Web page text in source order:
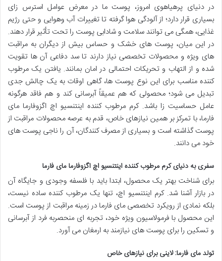
در دنیای پرهیاهوی امروز، پوست ما در معرض عوامل استرس زای
بسیاری قرار دارد؛ از آلودگی هوا گرفته تا تغییرات آب وهوایی و حتی رژیم
غذایی، همگی می توانند سلامت و شادابی پوست را تحت تأثیر قرار دهند.
در این میان، پوست های خشک و حساس بیش از دیگران به مراقبت
های ویژه و محصولات تخصصی نیاز دارند تا سد دفاعی آن ها تقویت
شده و از التهاب و تحریکات احتمالی در امان بمانند. یافتن یک مرطوب
کننده مناسب برای این نوع پوست ها، گاهی اوقات به یک چالش جدی
تبدیل می شود؛ محصولی که هم عمیقاً آبرسانی کند و هم فاقد هرگونه
عامل حساسیت زا باشد. کرم مرطوب کننده اینتنسیو اچ اگزوفارما مای
فارما، با تمرکز بر همین نیازهای خاص، قدم به عرصه محصولات مراقبت از
پوست گذاشته است و بسیاری از مصرف کنندگان، آن را ناجی پوست های
خود می دانند.
سفری به دنیای کرم مرطوب کننده اینتنسیو اچ اگزوفارما مای فارما
برای شناخت بهتر یک محصول، ابتدا باید با فلسفه وجودی و جایگاه آن
در بازار آشنا شد. کرم اینتنسیو اچ، تنها یک مرطوب کننده ساده نیست،
بلکه نمادی از رویکرد تخصصی مای فارما در زمینه مراقبت از پوست است.
این محصول با فرمولاسیون ویژه خود، تجربه ای منحصربه فرد از آبرسانی
و تسکین را برای پوست های نیازمند به ارمغان می آورد.
تولد مای فارما: لاینی برای نیازهای خاص